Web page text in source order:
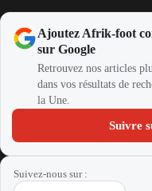
Ajoutez Afrik-foot
sur Google
Retrouvez nos articles
dans vos résultats de
la Une.
Suivre
Suivez-nous sur :